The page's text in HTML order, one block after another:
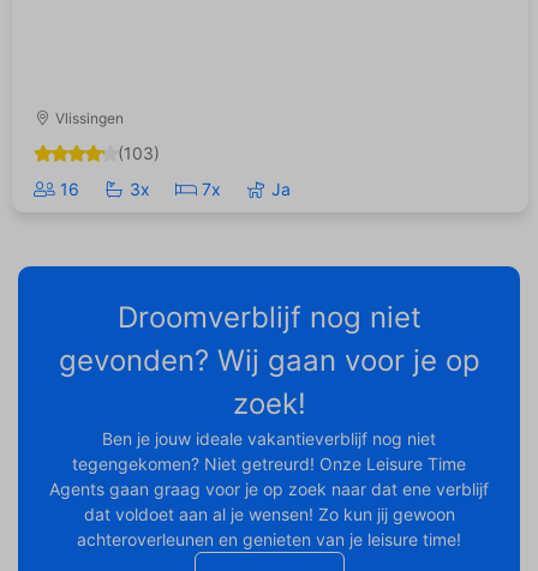
Vlissingen
(103)
16
3x 7x Ja
Droomverblijf nog niet
gevonden? Wij gaan voor je op
zoek!
Ben je jouw ideale vakantieverblijf nog niet
tegengekomen? Niet getreurd! Onze Leisure Time
Agents gaan graag voor je op zoek naar dat ene verblijf
dat voldoet aan al je wensen! Zo kun jij gewoon
achteroverleunen en genieten van je leisure time!